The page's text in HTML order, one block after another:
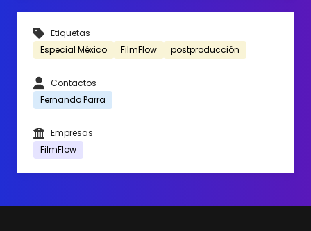
Etiquetas
Especial México
FilmFlow postproducción
Contactos
Fernando Parra
Empresas
FilmFlow